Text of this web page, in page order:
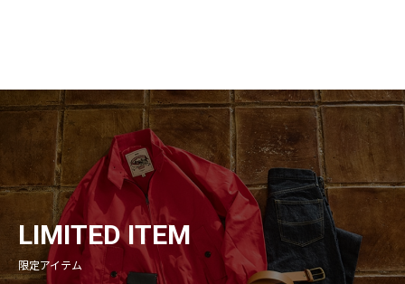
LIMITED ITEM
限定アイテム